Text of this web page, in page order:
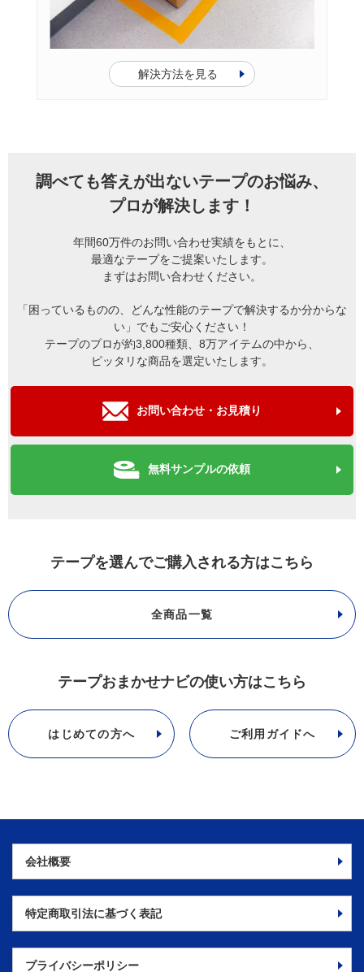
解決方法を見る
調べても答えが出ないテープのお悩み、
プロが解決します！
年間60万件のお問い合わせ実績をもとに、
最適なテープをご提案いたします。
まずはお問い合わせください。
「困っているものの、どんな性能のテープで解決するか分からな
い」でもご安心ください！
テープのプロが約3,800種類、8万アイテムの中から、
ピッタリな商品を選定いたします。
お問い合わせ・お見積り
無料サンプルの依頼
テープを選んでご購入される方はこちら
全商品一覧
テープおまかせナビの使い方はこちら
はじめての方へ ご利用ガイドへ
会社概要
特定商取引法に基づく表記
プライバシーポリシー